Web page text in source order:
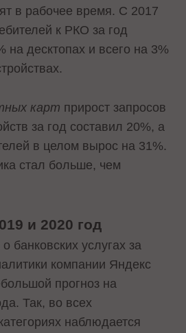
в рабочее время. С 2017
к РКО за год
на десктопах и всего на 3%
карт прирост запросов
за год составил 20%, а
в целом вырос на 31%.
стал больше, чем
и 2020 год
банковских услугах за
компании Яндекс
прогноз на
Так, во всех
наблюдается